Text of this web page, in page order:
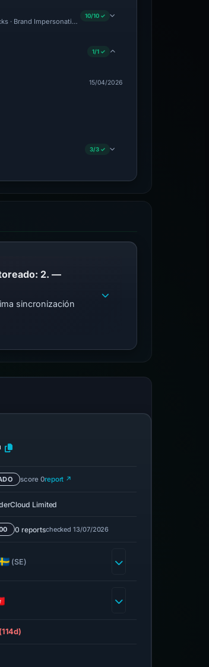
· Brand Impersonation · Forensic Evidence Collected ·
10/10 ✓
1/1 ✓
15/04/2026
3/3 ✓
PhishDestroy enumera este dominio; Coincidencias de la lista de bloqueo pública en el conjunto monitoreado: 2. —
sincronización
score 0report ↗
Limited
0 reportschecked 13/07/2026
(SE)